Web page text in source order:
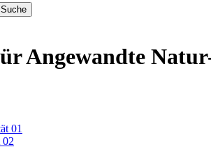
Angewandte
01
02